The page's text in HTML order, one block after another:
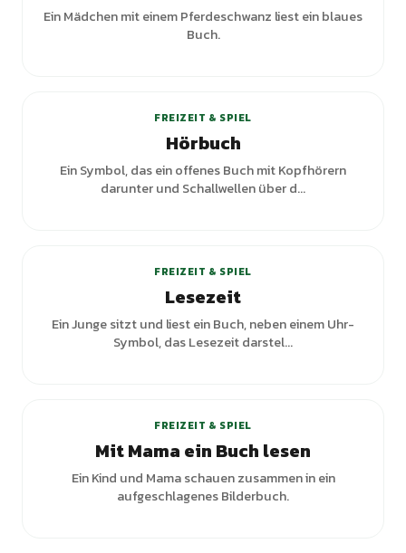
Ein Mädchen mit einem Pferdeschwanz liest ein blaues
Buch.
FREIZEIT & SPIEL
Hörbuch
Ein Symbol, das ein offenes Buch mit Kopfhörern
darunter und Schallwellen über d...
FREIZEIT & SPIEL
Lesezeit
Ein Junge sitzt und liest ein Buch, neben einem Uhr-
Symbol, das Lesezeit darstel...
FREIZEIT & SPIEL
Mit Mama ein Buch lesen
Ein Kind und Mama schauen zusammen in ein
aufgeschlagenes Bilderbuch.